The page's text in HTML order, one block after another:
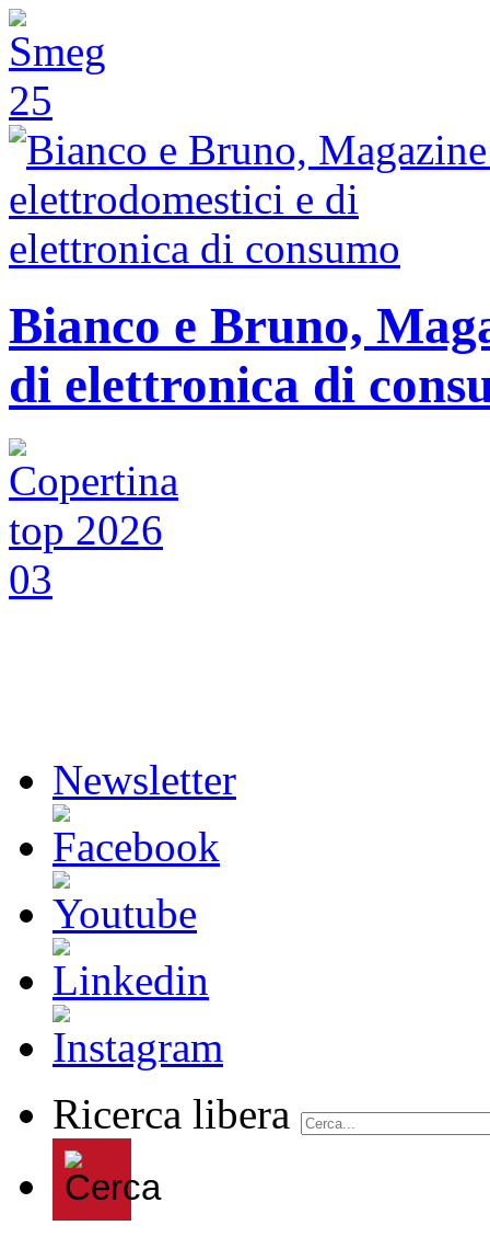
Bianco e Bruno,
di elettronica di
Newsletter
Ricerca libera